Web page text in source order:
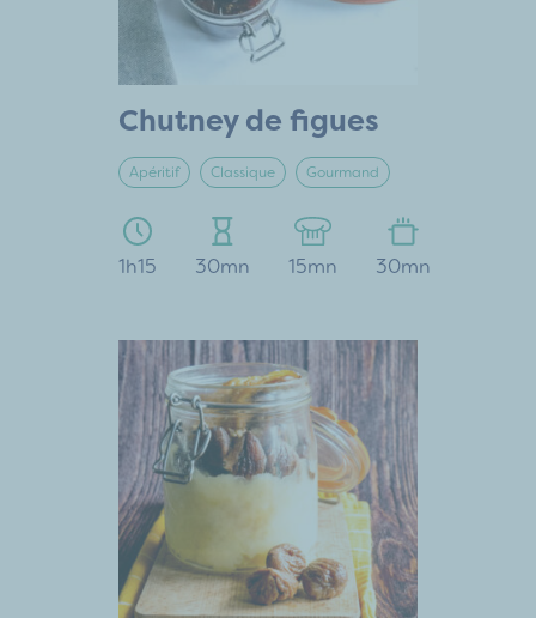
Chutney de figues
Apéritif Classique Gourmand
1h15 30mn 15mn 30mn